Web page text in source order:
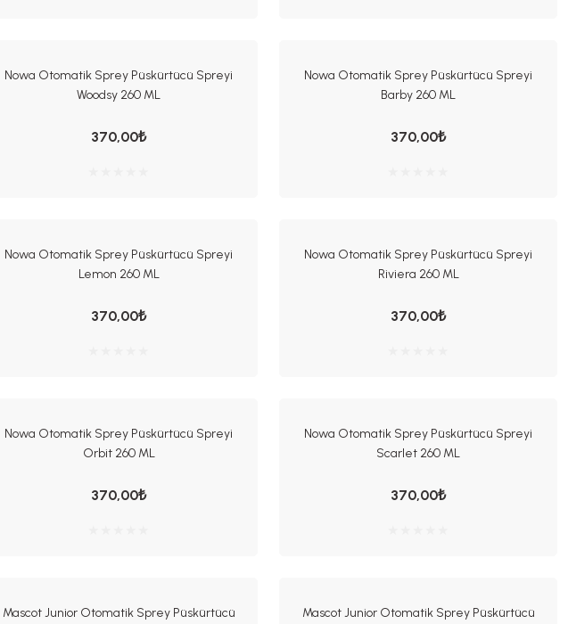
Nowa Otomatik Sprey Püskürtücü Spreyi
Woodsy 260 ML
370,00₺
Nowa Otomatik Sprey Püskürtücü Spreyi
Barby 260 ML
370,00₺
Nowa Otomatik Sprey Püskürtücü Spreyi
Lemon 260 ML
370,00₺
Nowa Otomatik Sprey Püskürtücü Spreyi
Riviera 260 ML
370,00₺
Nowa Otomatik Sprey Püskürtücü Spreyi
Orbit 260 ML
370,00₺
Nowa Otomatik Sprey Püskürtücü Spreyi
Scarlet 260 ML
370,00₺
Mascot Junior Otomatik Sprey Püskürtücü
Mascot Junior Otomatik Sprey Püskürtücü